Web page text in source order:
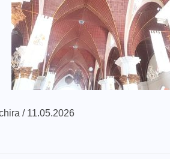
/ 11.05.2026